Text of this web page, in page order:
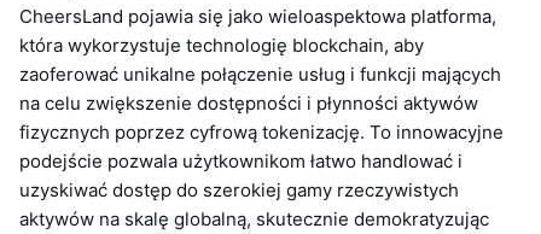
CheersLand pojawia się jako wieloaspektowa platforma,
która wykorzystuje technologię blockchain, aby
zaoferować unikalne połączenie usług i funkcji mających
na celu zwiększenie dostępności i płynności aktywów
fizycznych poprzez cyfrową tokenizację. To innowacyjne
podejście pozwala użytkownikom łatwo handlować i
uzyskiwać dostęp do szerokiej gamy rzeczywistych
aktywów na skalę globalną, skutecznie demokratyzując